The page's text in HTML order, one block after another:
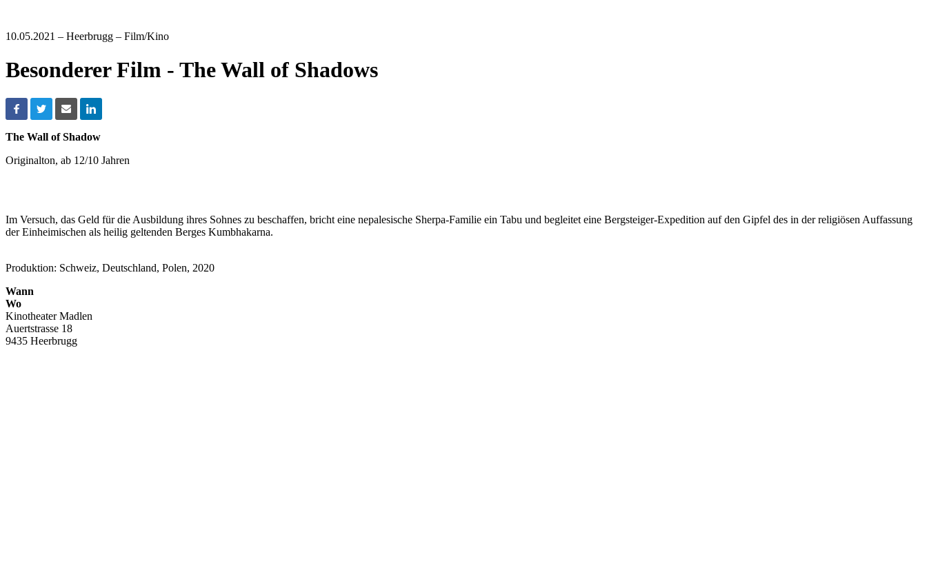
10.05.2021 – Heerbrugg – Film/Kino
Besonderer Film - The Wall of Shadows
The Wall of Shadow
Originalton, ab 12/10 Jahren
Im Versuch, das Geld für die Ausbildung ihres Sohnes zu beschaffen, bricht eine nepalesische Sherpa-Familie ein Tabu und begleitet eine Bergsteiger-Expedition auf den Gipfel des in der religiösen Auffassung
der Einheimischen als heilig geltenden Berges Kumbhakarna.
Produktion: Schweiz, Deutschland, Polen, 2020
Wann
Wo
Kinotheater Madlen
Auertstrasse 18
9435 Heerbrugg